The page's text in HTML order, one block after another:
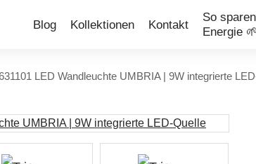
Blog Kollektionen Kontakt
So
Energie 🌱
LED Wandleuchte UMBRIA | 9W integrierte